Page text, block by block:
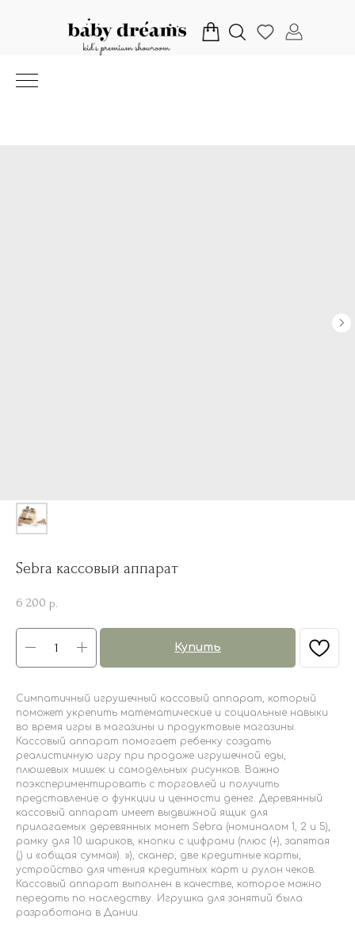
Sebra кассовый аппарат
6 200 р.
Купить
Симпатичный игрушечный кассовый аппарат, который
поможет укрепить математические и социальные навыки
во время игры в магазины и продуктовые магазины.
Кассовый аппарат помогает ребенку создать
реалистичную игру при продаже игрушечной еды,
плюшевых мишек и самодельных рисунков. Важно
поэкспериментировать с торговлей и получить
представление о функции и ценности денег. Деревянный
кассовый аппарат имеет выдвижной ящик для
прилагаемых деревянных монет Sebra (номиналом 1, 2 и 5),
рамку для 10 шариков, кнопки с цифрами (плюс (+), запятая
(,) и «общая сумма»). »), сканер, две кредитные карты,
устройство для чтения кредитных карт и рулон чеков.
Кассовый аппарат выполнен в качестве, которое можно
передать по наследству. Игрушка для занятий была
разработана в Дании.